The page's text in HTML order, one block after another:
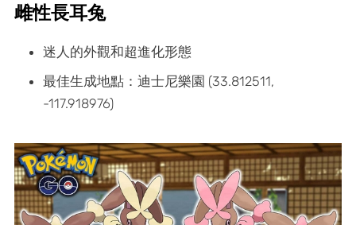
雌性長耳兔
迷人的外觀和超進化形態
最佳生成地點：迪士尼樂園 (33.812511,
-117.918976)